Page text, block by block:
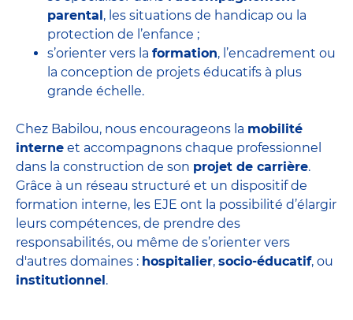
parental, les situations de handicap ou la
protection de l’enfance ;
s’orienter vers la formation, l’encadrement ou
la conception de projets éducatifs à plus
grande échelle.
Chez Babilou, nous encourageons la mobilité
interne et accompagnons chaque professionnel
dans la construction de son projet de carrière.
Grâce à un réseau structuré et un dispositif de
formation interne, les EJE ont la possibilité d’élargir
leurs compétences, de prendre des
responsabilités, ou même de s’orienter vers
d'autres domaines : hospitalier, socio-éducatif, ou
institutionnel.